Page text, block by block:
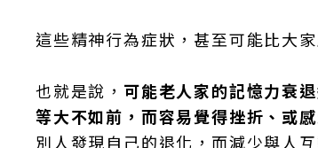
這些精神行為症狀，甚至可能比大
也就是說， 可能老人家的記憶力衰
等大不如前，而容易覺得挫折、或
別人發現自己的退化，而減少與人